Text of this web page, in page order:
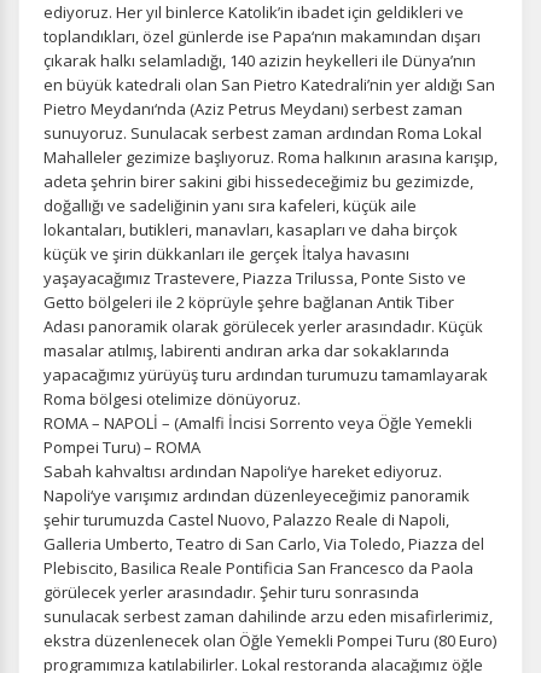
ediyoruz. Her yıl binlerce Katolik’in ibadet için geldikleri ve
toplandıkları, özel günlerde ise Papa‘nın makamından dışarı
çıkarak halkı selamladığı, 140 azizin heykelleri ile Dünya’nın
en büyük katedrali olan San Pietro Katedrali’nin yer aldığı San
Pietro Meydanı‘nda (Aziz Petrus Meydanı) serbest zaman
sunuyoruz. Sunulacak serbest zaman ardından Roma Lokal
Mahalleler gezimize başlıyoruz. Roma halkının arasına karışıp,
adeta şehrin birer sakini gibi hissedeceğimiz bu gezimizde,
doğallığı ve sadeliğinin yanı sıra kafeleri, küçük aile
lokantaları, butikleri, manavları, kasapları ve daha birçok
küçük ve şirin dükkanları ile gerçek İtalya havasını
yaşayacağımız Trastevere, Piazza Trilussa, Ponte Sisto ve
Getto bölgeleri ile 2 köprüyle şehre bağlanan Antik Tiber
Adası panoramik olarak görülecek yerler arasındadır. Küçük
masalar atılmış, labirenti andıran arka dar sokaklarında
yapacağımız yürüyüş turu ardından turumuzu tamamlayarak
Roma bölgesi otelimize dönüyoruz.
ROMA – NAPOLİ – (Amalfi İncisi Sorrento veya Öğle Yemekli
Pompei Turu) – ROMA
Sabah kahvaltısı ardından Napoli‘ye hareket ediyoruz.
Napoli‘ye varışımız ardından düzenleyeceğimiz panoramik
şehir turumuzda Castel Nuovo, Palazzo Reale di Napoli,
Galleria Umberto, Teatro di San Carlo, Via Toledo, Piazza del
Plebiscito, Basilica Reale Pontificia San Francesco da Paola
görülecek yerler arasındadır. Şehir turu sonrasında
sunulacak serbest zaman dahilinde arzu eden misafirlerimiz,
ekstra düzenlenecek olan Öğle Yemekli Pompei Turu (80 Euro)
programımıza katılabilirler. Lokal restoranda alacağımız öğle